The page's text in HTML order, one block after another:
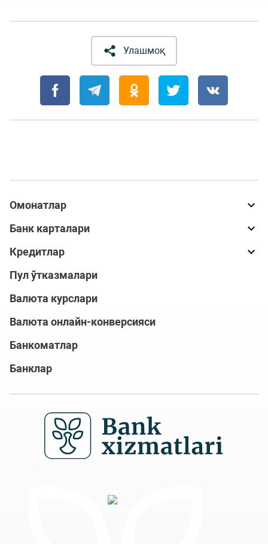
Улашмоқ
Омонатлар
Банк карталари
Кредитлар
Пул ўтказмалари
Валюта курслари
Валюта онлайн-конверсияси
Банкоматлар
Банклар